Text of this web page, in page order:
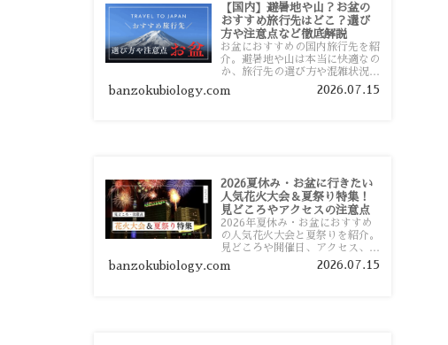
【国内】避暑地や山？お盆の
おすすめ旅行先はどこ？選び
方や注意点など徹底解説
お盆におすすめの国内旅行先を紹
介。避暑地や山は本当に快適なの
か、旅行先の選び方や混雑状況、
注意点、比較的混雑を避けやすい
おすすめスポットまで旅行前に役
banzokubiology.com 2026.07.15
2026夏休み・お盆に行きたい
人気花火大会＆夏祭り特集！
見どころやアクセスの注意点
2026年夏休み・お盆におすすめ
の人気花火大会と夏祭りを紹介。
見どころや開催日、アクセス、混
雑対策、旅行前に知っておきたい
注意点をわかりやすく解説しま
banzokubiology.com 2026.07.15